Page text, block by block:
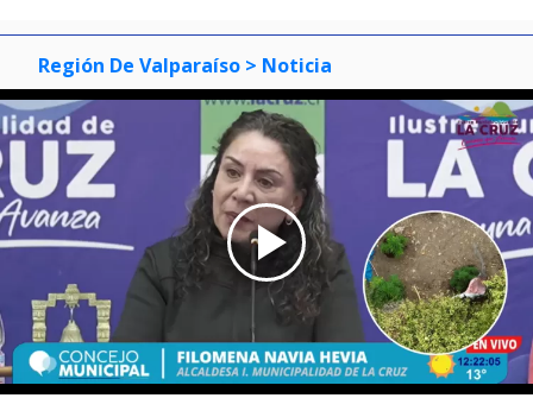
Región De Valparaíso > Noticia